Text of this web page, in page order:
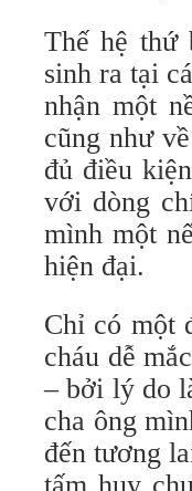
Thế hệ thứ
sinh ra tại
nhận một
cũng như
đủ điều
với dòng
mình một
hiện đại.
Chỉ có một
cháu dễ
– bởi lý do
cha ông
đến tương